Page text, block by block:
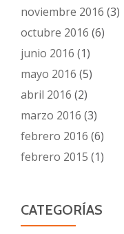
noviembre 2016 (3)
octubre 2016 (6)
junio 2016 (1)
mayo 2016 (5)
abril 2016 (2)
marzo 2016 (3)
febrero 2016 (6)
febrero 2015 (1)
CATEGORÍAS